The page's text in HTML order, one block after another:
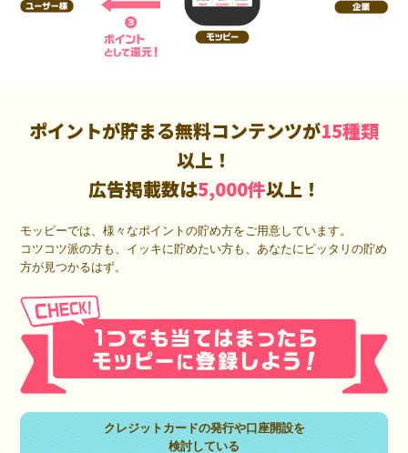
ポイントが貯まる無料コンテンツが15種類
以上！
広告掲載数は5,000件以上！
モッピーでは、様々なポイントの貯め方をご用意しています。
コツコツ派の方も、イッキに貯めたい方も、あなたにピッタリの貯め
方が見つかるはず。
クレジットカードの発行や口座開設を
検討している